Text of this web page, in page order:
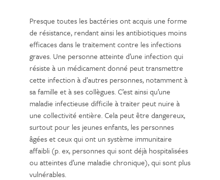
Presque toutes les bactéries ont acquis une forme
de résistance, rendant ainsi les antibiotiques moins
efficaces dans le traitement contre les infections
graves. Une personne atteinte d’une infection qui
résiste à un médicament donné peut transmettre
cette infection à d’autres personnes, notamment à
sa famille et à ses collègues. C’est ainsi qu’une
maladie infectieuse difficile à traiter peut nuire à
une collectivité entière. Cela peut être dangereux,
surtout pour les jeunes enfants, les personnes
âgées et ceux qui ont un système immunitaire
affaibli (p. ex, personnes qui sont déjà hospitalisées
ou atteintes d’une maladie chronique), qui sont plus
vulnérables.